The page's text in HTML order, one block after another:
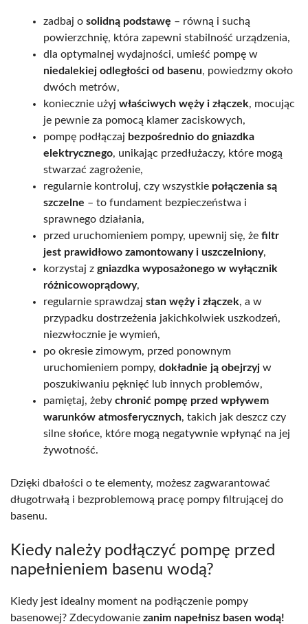
zadbaj o solidną podstawę – równą i suchą
powierzchnię, która zapewni stabilność urządzenia,
dla optymalnej wydajności, umieść pompę w
niedalekiej odległości od basenu, powiedzmy około
dwóch metrów,
koniecznie użyj właściwych węży i złączek, mocując
je pewnie za pomocą klamer zaciskowych,
pompę podłączaj bezpośrednio do gniazdka
elektrycznego, unikając przedłużaczy, które mogą
stwarzać zagrożenie,
regularnie kontroluj, czy wszystkie połączenia są
szczelne – to fundament bezpieczeństwa i
sprawnego działania,
przed uruchomieniem pompy, upewnij się, że filtr
jest prawidłowo zamontowany i uszczelniony,
korzystaj z gniazdka wyposażonego w wyłącznik
różnicowoprądowy,
regularnie sprawdzaj stan węży i złączek, a w
przypadku dostrzeżenia jakichkolwiek uszkodzeń,
niezwłocznie je wymień,
po okresie zimowym, przed ponownym
uruchomieniem pompy, dokładnie ją obejrzyj w
poszukiwaniu pęknięć lub innych problemów,
pamiętaj, żeby chronić pompę przed wpływem
warunków atmosferycznych, takich jak deszcz czy
silne słońce, które mogą negatywnie wpłynąć na jej
żywotność.
Dzięki dbałości o te elementy, możesz zagwarantować
długotrwałą i bezproblemową pracę pompy filtrującej do
basenu.
Kiedy należy podłączyć pompę przed
napełnieniem basenu wodą?
Kiedy jest idealny moment na podłączenie pompy
basenowej? Zdecydowanie zanim napełnisz basen wodą!